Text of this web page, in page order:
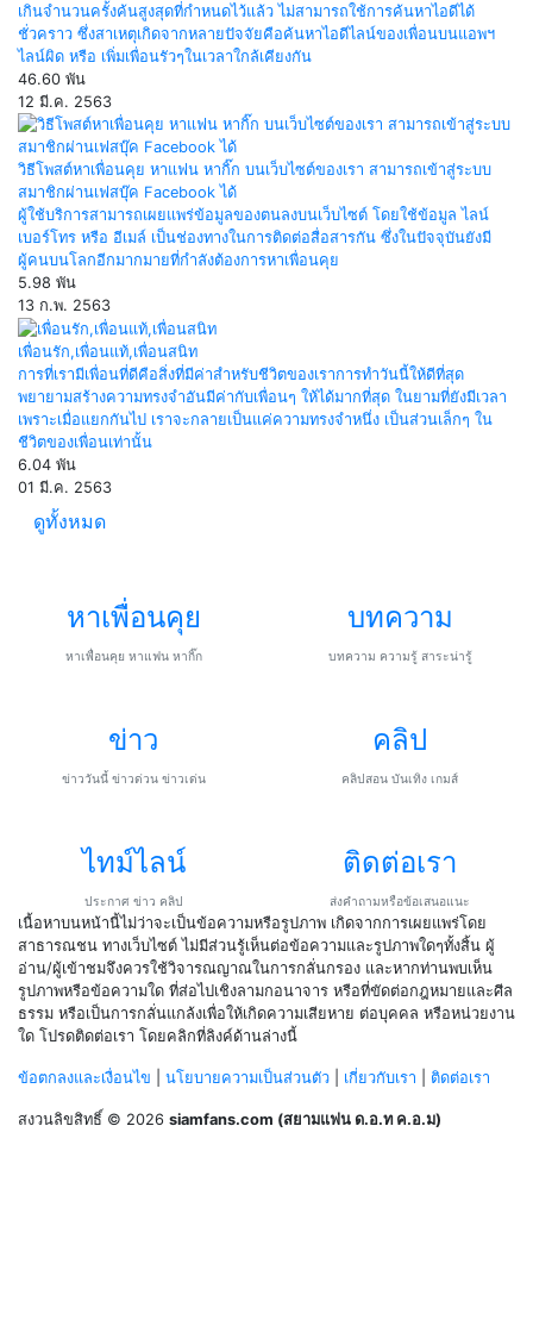
เกินจำนวนครั้งค้นสูงสุดที่กำหนดไว้แล้ว ไม่สามารถใช้การค้นหาไอดีได้
ชั่วคราว ซึ่งสาเหตุเกิดจากหลายปัจจัยคือค้นหาไอดีไลน์ของเพื่อนบนแอพฯ
ไลน์ผิด หรือ เพิ่มเพื่อนรัวๆในเวลาใกล้เคียงกัน
46.60 พัน
12 มี.ค. 2563
วิธีโพสต์หาเพื่อนคุย หาแฟน หากิ๊ก บนเว็บไซต์ของเรา สามารถเข้าสู่ระบบ
สมาชิกผ่านเฟสบุ๊ค Facebook ได้
ผู้ใช้บริการสามารถเผยแพร่ข้อมูลของตนลงบนเว็บไซต์ โดยใช้ข้อมูล ไลน์
เบอร์โทร หรือ อีเมล์ เป็นช่องทางในการติดต่อสื่อสารกัน ซึ่งในปัจจุบันยังมี
ผู้คนบนโลกอีกมากมายที่กำลังต้องการหาเพื่อนคุย
5.98 พัน
13 ก.พ. 2563
เพื่อนรัก,เพื่อนแท้,เพื่อนสนิท
การที่เรามีเพื่อนที่ดีคือสิ่งที่มีค่าสำหรับชีวิตของเราการทำวันนี้ให้ดีที่สุด
พยายามสร้างความทรงจำอันมีค่ากับเพื่อนๆ ให้ได้มากที่สุด ในยามที่ยังมีเวลา
เพราะเมื่อแยกกันไป เราจะกลายเป็นแค่ความทรงจำหนึ่ง เป็นส่วนเล็กๆ ใน
ชีวิตของเพื่อนเท่านั้น
6.04 พัน
01 มี.ค. 2563
ดูทั้งหมด
หาเพื่อนคุย
หาเพื่อนคุย หาแฟน หากิ๊ก
บทความ
บทความ ความรู้ สาระน่ารู้
ข่าว
ข่าววันนี้ ข่าวด่วน ข่าวเด่น
คลิป
คลิปสอน บันเทิง เกมส์
ไทม์ไลน์
ประกาศ ข่าว คลิป
ติดต่อเรา
ส่งคำถามหรือข้อเสนอแนะ
เนื้อหาบนหน้านี้ไม่ว่าจะเป็นข้อความหรือรูปภาพ เกิดจากการเผยแพร่โดย
สาธารณชน ทางเว็บไซต์ ไม่มีส่วนรู้เห็นต่อข้อความและรูปภาพใดๆทั้งสิ้น ผู้
อ่าน/ผู้เข้าชมจึงควรใช้วิจารณญาณในการกลั่นกรอง และหากท่านพบเห็น
รูปภาพหรือข้อความใด ที่ส่อไปเชิงลามกอนาจาร หรือที่ขัดต่อกฎหมายและศีล
ธรรม หรือเป็นการกลั่นแกล้งเพื่อให้เกิดความเสียหาย ต่อบุคคล หรือหน่วยงาน
ใด โปรดติดต่อเรา โดยคลิกที่ลิงค์ด้านล่างนี้
ข้อตกลงและเงื่อนไข นโยบายความเป็นส่วนตัว เกี่ยวกับเรา ติดต่อเรา
สงวนลิขสิทธิ์ © 2026 siamfans.com (สยามแฟน ด.อ.ท ค.อ.ม)